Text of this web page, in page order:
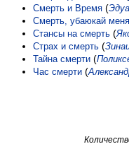
Смерть и Время (
Смерть, убаюкай меня
Стансы на смерть (
Страх и смерть (
Тайна смерти (
Час смерти (